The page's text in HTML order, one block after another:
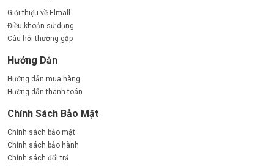
Giới thiệu về Elmall
Điều khoản sử dụng
Câu hỏi thường gặp
Hướng Dẫn
Hướng dẫn mua hàng
Hướng dẫn thanh toán
Chính Sách Bảo Mật
Chính sách bảo mật
Chính sách bảo hành
Chính sách đổi trả